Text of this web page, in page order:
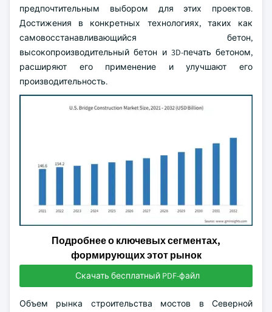
предпочтительным выбором для этих проектов.
Достижения в конкретных технологиях, таких как
самовосстанавливающийся бетон,
высокопроизводительный бетон и 3D-печать бетоном,
расширяют его применение и улучшают его
производительность.
Подробнее о ключевых сегментах,
формирующих этот рынок
Скачать бесплатный PDF-файл
Объем рынка строительства мостов в Северной